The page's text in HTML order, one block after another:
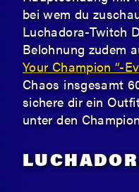
bei wem du
Luchadora-Twitch
Belohnung zudem
Your Champion “-
Chaos insgesamt
sichere dir ein
unter den